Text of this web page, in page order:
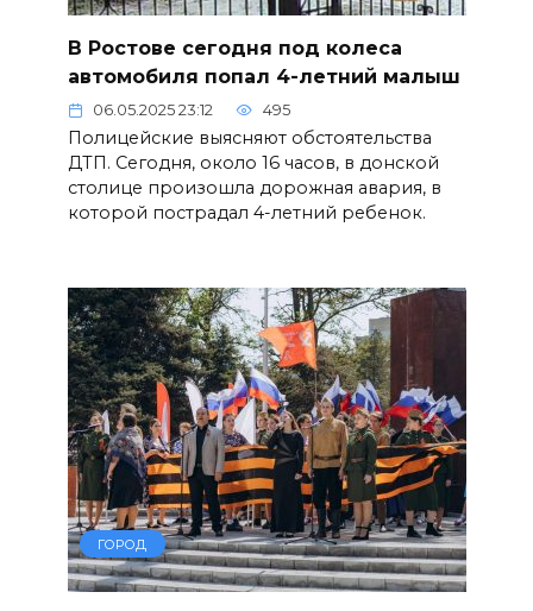
В Ростове сегодня под колеса
автомобиля попал 4-летний малыш
06.05.2025 23:12 495
Полицейские выясняют обстоятельства
ДТП. Сегодня, около 16 часов, в донской
столице произошла дорожная авария, в
которой пострадал 4-летний ребенок.
ГОРОД